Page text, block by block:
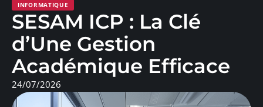
INFORMATIQUE
SESAM ICP : La Clé
d’Une Gestion
Académique Efficace
24/07/2026